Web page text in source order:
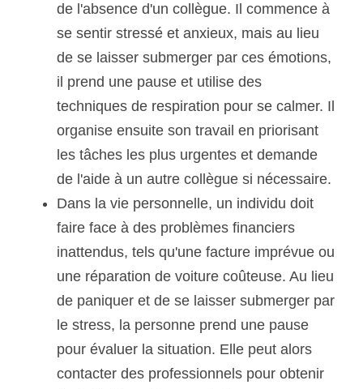
de l'absence d'un collègue. Il commence à
se sentir stressé et anxieux, mais au lieu
de se laisser submerger par ces émotions,
il prend une pause et utilise des
techniques de respiration pour se calmer. Il
organise ensuite son travail en priorisant
les tâches les plus urgentes et demande
de l'aide à un autre collègue si nécessaire.
Dans la vie personnelle, un individu doit
faire face à des problèmes financiers
inattendus, tels qu'une facture imprévue ou
une réparation de voiture coûteuse. Au lieu
de paniquer et de se laisser submerger par
le stress, la personne prend une pause
pour évaluer la situation. Elle peut alors
contacter des professionnels pour obtenir